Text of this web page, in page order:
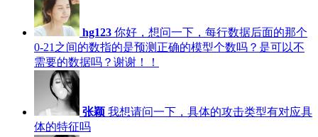
hg123 你好，想问一下，每行数据后面的那个
0-21之间的数指的是预测正确的模型个数吗？是可以不
需要的数据吗？谢谢！！
张颖 我想请问一下，具体的攻击类型有对应具
体的特征吗